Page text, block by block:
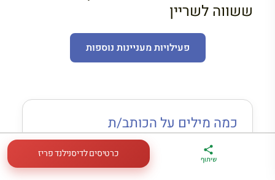
ששווה לשריין
פעילויות מעניינות נוספות
כמה מילים על הכותב/ת
צבי חזנוב
צבי חזנוב הוא בעל תואר ראשון בתרבות צרפת
ארגז הכלים שלי
מדריך פריז
במתנה
דברו
איתי בווטסאפ
שיתוף כרטיסים לדיסנילנד פריז